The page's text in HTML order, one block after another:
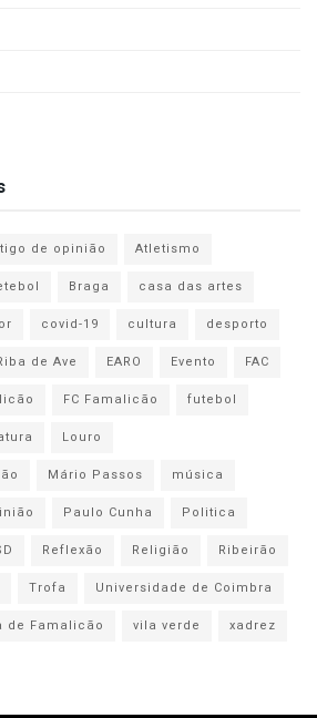
de opinião
Atletismo
Braga
casa das artes
covid-19 cultura
desporto
de Ave EARO Evento
FAC
FC Famalicão
futebol
Louro
Mário Passos
música
Paulo Cunha
Politica
Reflexão Religião
Ribeirão
Trofa
Universidade de Coimbra
de Famalicão vila verde xadrez